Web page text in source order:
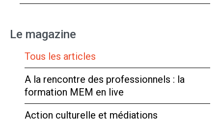
Le magazine
Tous les articles
A la rencontre des professionnels : la
formation MEM en live
Action culturelle et médiations